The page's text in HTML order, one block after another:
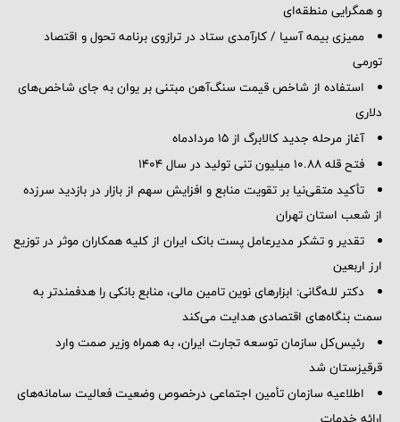
و همگرایی منطقه‌ای
ممیزی بیمه آسیا / کارآمدی ستاد در ترازوی برنامه تحول و اقتصاد
تورمی
استفاده از شاخص قیمت سنگ‌آهن مبتنی بر یوان به جای شاخص‌های
دلاری
آغاز مرحله جدید کالابرگ از ۱۵ مردادماه
فتح قله ۱۰.۸۸ میلیون تنی تولید در سال ۱۴۰۴
تأکید متقی‌نیا بر تقویت منابع و افزایش سهم از بازار در بازدید سرزده
از شعب استان تهران
تقدیر و تشکر مدیرعامل پست بانک ایران از کلیه همکاران موثر در توزیع
ارز اربعین
دکتر للـه‌گانی: ابزارهای نوین تامین مالی، منابع بانکی را هدفمندتر به
سمت بنگاه‌های اقتصادی هدایت می‌کند
رئیس‌کل سازمان توسعه تجارت ایران، به همراه وزیر صمت وارد
قرقیزستان شد
اطلاعیه سازمان تأمین اجتماعی درخصوص وضعیت فعالیت سامانه‌های